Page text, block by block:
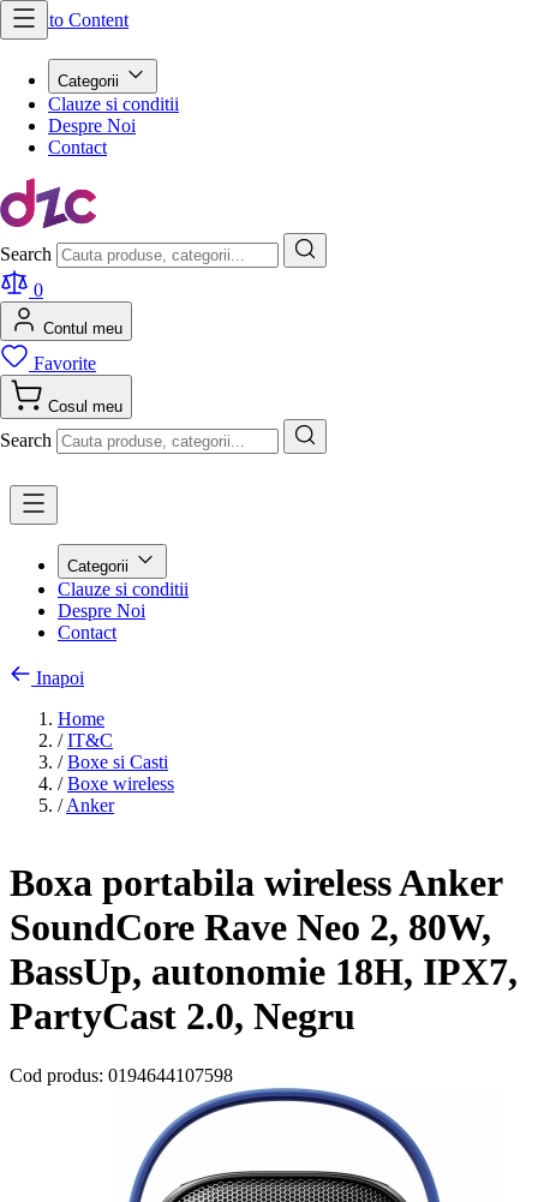
Skip to Content
Categorii
Clauze si conditii
Despre Noi
Contact
Search
0
Contul meu
Favorite
Cosul meu
Search
Categorii
Clauze si conditii
Despre Noi
Contact
Inapoi
Home
/ IT&C
/ Boxe si Casti
/ Boxe wireless
/ Anker
Boxa portabila wireless Anker
SoundCore Rave Neo 2, 80W,
BassUp, autonomie 18H, IPX7,
PartyCast 2.0, Negru
Cod produs: 0194644107598